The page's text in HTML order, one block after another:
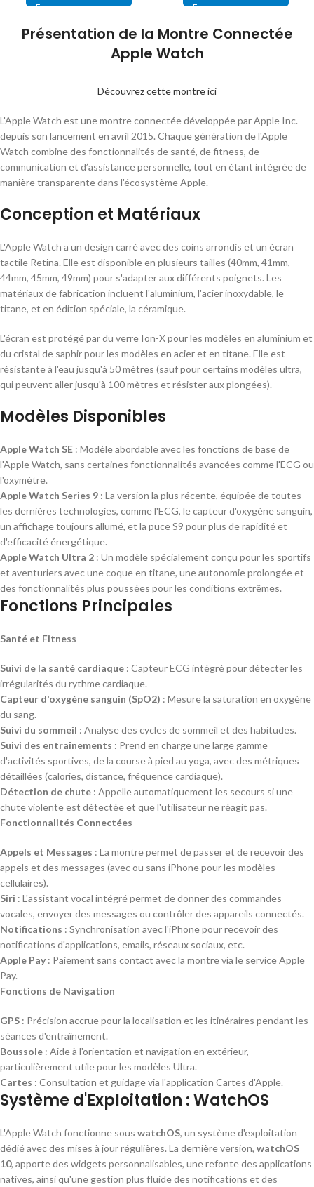
Présentation de la Montre Connectée
Apple Watch
Découvrez cette montre ici
L'Apple Watch est une montre connectée développée par Apple Inc.
depuis son lancement en avril 2015. Chaque génération de l'Apple
Watch combine des fonctionnalités de santé, de fitness, de
communication et d’assistance personnelle, tout en étant intégrée de
manière transparente dans l'écosystème Apple.
Conception et Matériaux
L'Apple Watch a un design carré avec des coins arrondis et un écran
tactile Retina. Elle est disponible en plusieurs tailles (40mm, 41mm,
44mm, 45mm, 49mm) pour s'adapter aux différents poignets. Les
matériaux de fabrication incluent l'aluminium, l'acier inoxydable, le
titane, et en édition spéciale, la céramique.
L'écran est protégé par du verre Ion-X pour les modèles en aluminium et
du cristal de saphir pour les modèles en acier et en titane. Elle est
résistante à l'eau jusqu'à 50 mètres (sauf pour certains modèles ultra,
qui peuvent aller jusqu'à 100 mètres et résister aux plongées).
Modèles Disponibles
Apple Watch SE : Modèle abordable avec les fonctions de base de
l'Apple Watch, sans certaines fonctionnalités avancées comme l'ECG ou
l'oxymètre.
Apple Watch Series 9 : La version la plus récente, équipée de toutes
les dernières technologies, comme l'ECG, le capteur d'oxygène sanguin,
un affichage toujours allumé, et la puce S9 pour plus de rapidité et
d'efficacité énergétique.
Apple Watch Ultra 2 : Un modèle spécialement conçu pour les sportifs
et aventuriers avec une coque en titane, une autonomie prolongée et
des fonctionnalités plus poussées pour les conditions extrêmes.
Fonctions Principales
Santé et Fitness
Suivi de la santé cardiaque : Capteur ECG intégré pour détecter les
irrégularités du rythme cardiaque.
Capteur d'oxygène sanguin (SpO2) : Mesure la saturation en oxygène
du sang.
Suivi du sommeil : Analyse des cycles de sommeil et des habitudes.
Suivi des entraînements : Prend en charge une large gamme
d'activités sportives, de la course à pied au yoga, avec des métriques
détaillées (calories, distance, fréquence cardiaque).
Détection de chute : Appelle automatiquement les secours si une
chute violente est détectée et que l'utilisateur ne réagit pas.
Fonctionnalités Connectées
Appels et Messages : La montre permet de passer et de recevoir des
appels et des messages (avec ou sans iPhone pour les modèles
cellulaires).
Siri : L'assistant vocal intégré permet de donner des commandes
vocales, envoyer des messages ou contrôler des appareils connectés.
Notifications : Synchronisation avec l'iPhone pour recevoir des
notifications d'applications, emails, réseaux sociaux, etc.
Apple Pay : Paiement sans contact avec la montre via le service Apple
Pay.
Fonctions de Navigation
GPS : Précision accrue pour la localisation et les itinéraires pendant les
séances d'entraînement.
Boussole : Aide à l'orientation et navigation en extérieur,
particulièrement utile pour les modèles Ultra.
Cartes : Consultation et guidage via l'application Cartes d'Apple.
Système d'Exploitation : WatchOS
L'Apple Watch fonctionne sous watchOS, un système d'exploitation
dédié avec des mises à jour régulières. La dernière version, watchOS
10, apporte des widgets personnalisables, une refonte des applications
natives, ainsi qu'une gestion plus fluide des notifications et des